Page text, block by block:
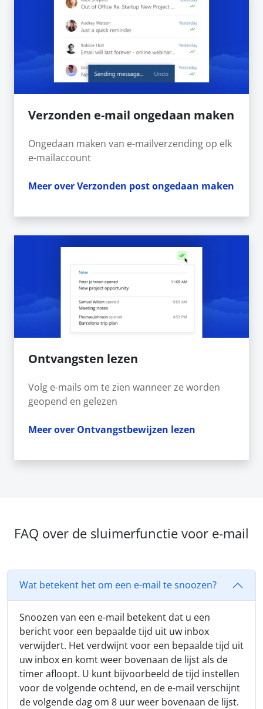
Verzonden e-mail ongedaan maken
Ongedaan maken van e-mailverzending op elk
e-mailaccount
Meer over Verzonden post ongedaan maken
Ontvangsten lezen
Volg e-mails om te zien wanneer ze worden
geopend en gelezen
Meer over Ontvangstbewijzen lezen
FAQ over de sluimerfunctie voor e-mail
Wat betekent het om een e-mail te snoozen?
Snoozen van een e-mail betekent dat u een
bericht voor een bepaalde tijd uit uw inbox
verwijdert. Het verdwijnt voor een bepaalde tijd uit
uw inbox en komt weer bovenaan de lijst als de
timer afloopt. U kunt bijvoorbeeld de tijd instellen
voor de volgende ochtend, en de e-mail verschijnt
de volgende dag om 8 uur weer bovenaan de lijst.